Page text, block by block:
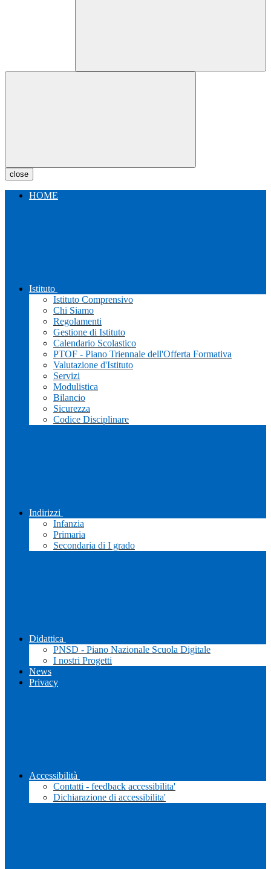
close
HOME
Istituto
Istituto Comprensivo
Chi Siamo
Regolamenti
Gestione di Istituto
Calendario Scolastico
PTOF - Piano Triennale dell'Offerta Formativa
Valutazione d'Istituto
Servizi
Modulistica
Bilancio
Sicurezza
Codice Disciplinare
Indirizzi
Infanzia
Primaria
Secondaria di I grado
Didattica
PNSD - Piano Nazionale Scuola Digitale
I nostri Progetti
News
Privacy
Accessibilità
Contatti - feedback accessibilita'
Dichiarazione di accessibilita'